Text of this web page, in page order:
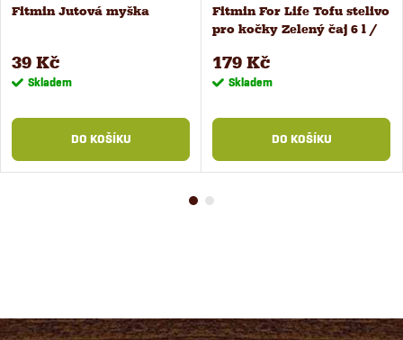
Fitmin Jutová myška
39 Kč
Skladem
DO KOŠÍKU
Fitmin For Life Tofu stelivo
pro kočky Zelený čaj 6 l /
179 Kč
Skladem
DO KOŠÍKU